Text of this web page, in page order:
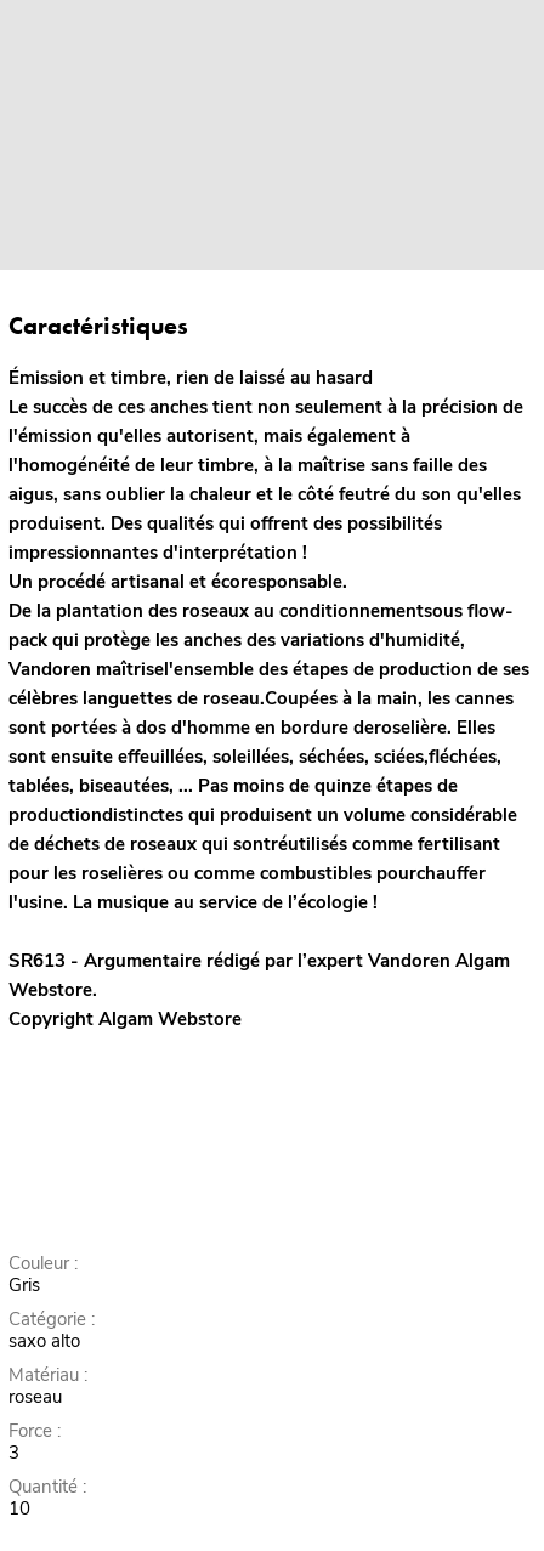
Caractéristiques
Émission et timbre, rien de laissé au hasard
Le succès de ces anches tient non seulement à la précision de
l'émission qu'elles autorisent, mais également à
l'homogénéité de leur timbre, à la maîtrise sans faille des
aigus, sans oublier la chaleur et le côté feutré du son qu'elles
produisent. Des qualités qui offrent des possibilités
impressionnantes d'interprétation !
Un procédé artisanal et écoresponsable.
De la plantation des roseaux au conditionnementsous flow-
pack qui protège les anches des variations d'humidité,
Vandoren maîtrisel'ensemble des étapes de production de ses
célèbres languettes de roseau.Coupées à la main, les cannes
sont portées à dos d'homme en bordure deroselière. Elles
sont ensuite effeuillées, soleillées, séchées, sciées,fléchées,
tablées, biseautées, ... Pas moins de quinze étapes de
productiondistinctes qui produisent un volume considérable
de déchets de roseaux qui sontréutilisés comme fertilisant
pour les roselières ou comme combustibles pourchauffer
l'usine. La musique au service de l’écologie !
SR613 - Argumentaire rédigé par l’expert Vandoren Algam
Webstore.
Copyright Algam Webstore
Couleur :
Gris
Catégorie :
saxo alto
Matériau :
roseau
Force :
3
Quantité :
10